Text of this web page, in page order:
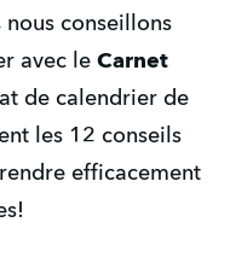
nous conseillons
avec le Carnet
de calendrier de
les 12 conseils
efficacement